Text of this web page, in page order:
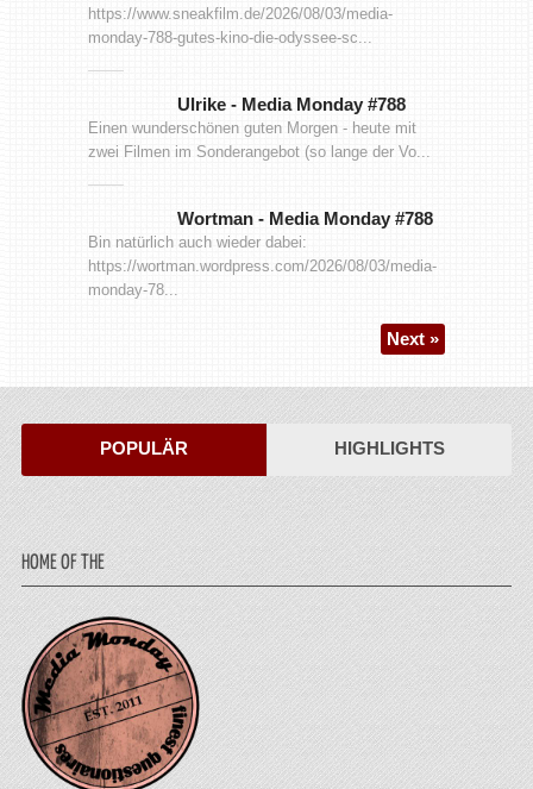
https://www.sneakfilm.de/2026/08/03/media-
monday-788-gutes-kino-die-odyssee-sc...
Ulrike - Media Monday #788
Einen wunderschönen guten Morgen - heute mit
zwei Filmen im Sonderangebot (so lange der Vo...
Wortman - Media Monday #788
Bin natürlich auch wieder dabei:
https://wortman.wordpress.com/2026/08/03/media-
monday-78...
Next »
POPULÄR HIGHLIGHTS
HOME OF THE